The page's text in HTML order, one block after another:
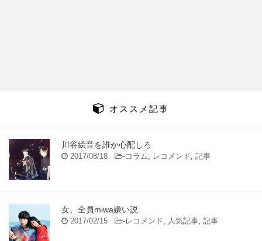
オススメ記事
川谷絵音を誰か心配しろ
2017/08/18 -コラム, レコメンド, 記事
女、全員miwa嫌い説
2017/02/15 -レコメンド, 人気記事, 記事